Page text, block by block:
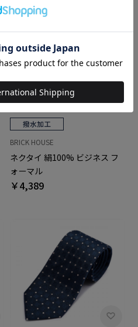
BRICK HOUSE
ネクタイ 絹100% ビジネス フ
ォーマル
￥4,389